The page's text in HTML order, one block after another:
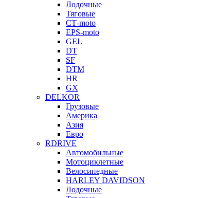
Лодочные
Тяговые
СТ-moto
EPS-moto
GEL
DT
SF
DTM
HR
GX
DELKOR
Грузовые
Америка
Азия
Евро
RDRIVE
Автомобильные
Мотоциклетные
Велосипедные
HARLEY DAVIDSON
Лодочные